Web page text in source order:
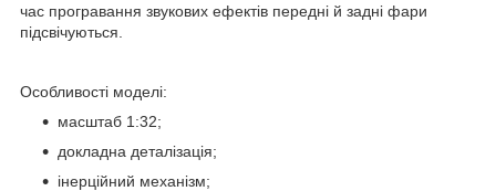
час програвання звукових ефектів передні й задні фари
підсвічуються.
Особливості моделі:
масштаб 1:32;
докладна деталізація;
інерційний механізм;